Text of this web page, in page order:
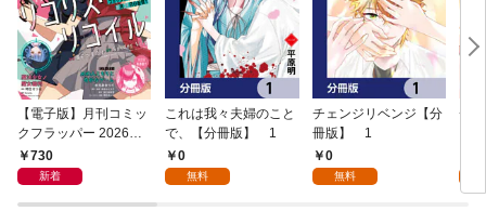
【電子版】月刊コミッ
クフラッパー 2026年9
月号730
新着
これは我々夫婦のこと
で、【分冊版】 1
0
無料
チェンジリベンジ【分
冊版】 1
0
無料
チ